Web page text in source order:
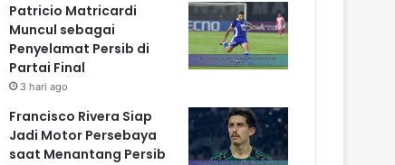
Patricio Matricardi
Muncul sebagai
Penyelamat Persib di
Partai Final
3 hari ago
Francisco Rivera Siap
Jadi Motor Persebaya
saat Menantang Persib